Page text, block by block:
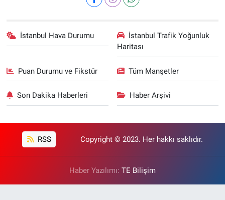
İstanbul Hava Durumu
İstanbul Trafik Yoğunluk
Haritası
Puan Durumu ve Fikstür Tüm Manşetler
Son Dakika Haberleri Haber Arşivi
RSS Copyright © 2023. Her hakkı saklıdır.
Haber Yazılımı: TE Bilişim